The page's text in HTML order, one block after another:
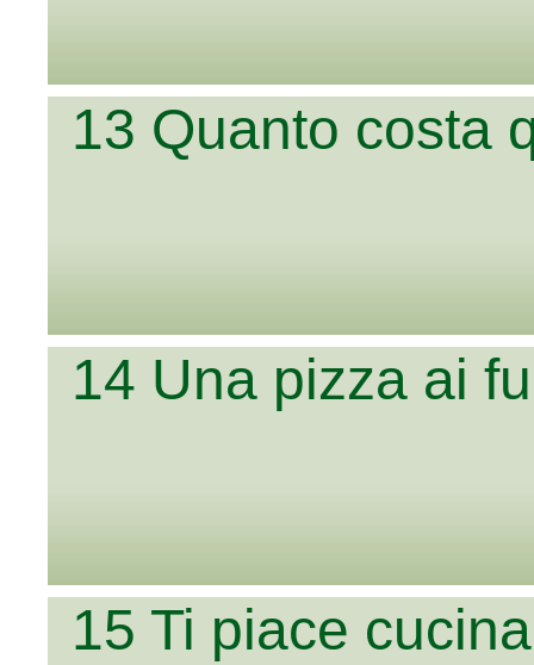
13 Quanto costa
14 Una pizza ai
15 Ti piace